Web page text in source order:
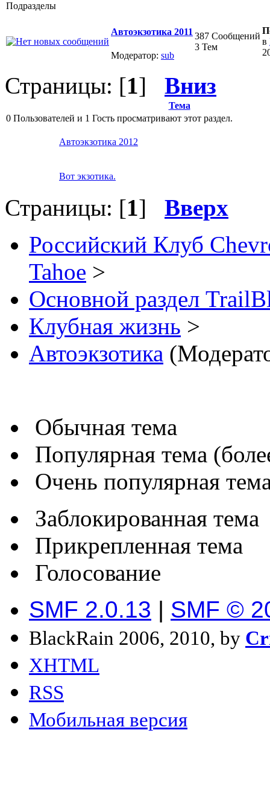
Подразделы
Автоэкзотика 2011
Модератор: sub
387 Сообщений
3 Тем
в
Страницы: [1] Вниз
Тема
0 Пользователей и 1 Гость просматривают этот раздел.
Автоэкзотика 2012
Вот экзотика.
Страницы: [1] Вверх
Российский Клуб
Tahoe >
Основной раздел
Клубная жизнь >
Автоэкзотика
Обычная тема
Популярная тема
Очень популярная
Заблокированная тема
Прикрепленная тема
Голосование
SMF 2.0.13 | SMF ©
BlackRain 2006, 2010, by
XHTML
RSS
Мобильная версия